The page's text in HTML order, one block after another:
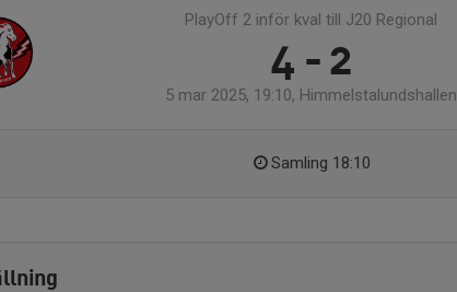
PlayOff 2 inför kval till J20 Regional
4 - 2
5 mar 2025, 19:10, Himmelstalundshallen
Samling 18:10